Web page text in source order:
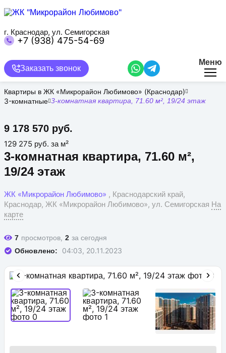
содержанию
г. Краснодар, ул. Семигорская
+7 (938) 475-54-69
Заказать звонок
Меню
Квартиры в ЖК «Микрорайон Любимово» (Краснодар)
3-комнатные 3-комнатная квартира, 71.60 м², 19/24 этаж
3-комнатная квартира, 71.60 м²,
19/24 этаж
9 178 570 руб.
ЖК «Микрорайон Любимово» , Краснодарский край,
Краснодар, ЖК «Микрорайон Любимово», ул. Семигорская На
карте
129 275 руб. за м²
7 просмотров, 2 за сегодня
Обновлено: 04:03, 20.11.2023